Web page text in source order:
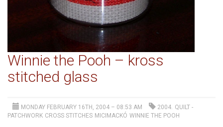
Winnie the Pooh – kross
stitched glass
MONDAY FEBRUARY 16TH, 2004 – 08:53 AM 2004. QUILT -
PATCHWORK CROSS STITCHES MICIMACKÓ WINNIE THE POOH